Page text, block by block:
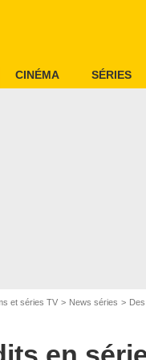
CINÉMA SÉRIES
et séries TV News séries